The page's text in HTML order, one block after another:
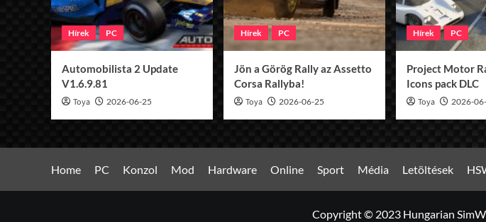
Hírek PC
Automobilista 2 Update
V1.6.9.81
Toya 2026-06-25
Hírek PC
Jön a Görög Rally az Assetto
Corsa Rallyba!
Toya 2026-06-25
Hírek PC
Project Motor
Icons pack DLC
Toya 2026-
Home PC Konzol Mod Hardware Online Sport Média Letöltések
Copyright © 2023 Hungarian